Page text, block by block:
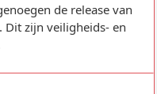
de release van
Dit zijn veiligheids- en